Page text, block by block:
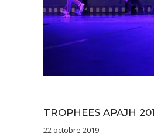
TROPHEES APAJH
22 octobre 2019